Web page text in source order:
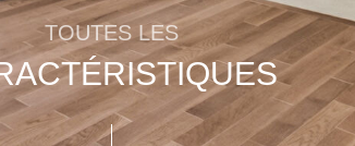
TOUTES LES